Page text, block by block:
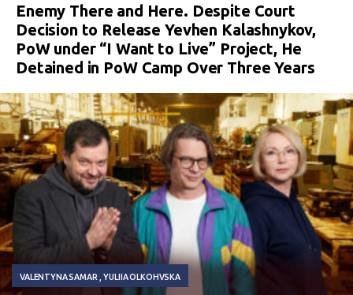
Enemy There and Here. Despite Court
Decision to Release Yevhen Kalashnykov,
PoW under “I Want to Live” Project, He
Detained in PoW Camp Over Three Years
VALENTYNA SAMAR YULIIA OLKOHVSKA